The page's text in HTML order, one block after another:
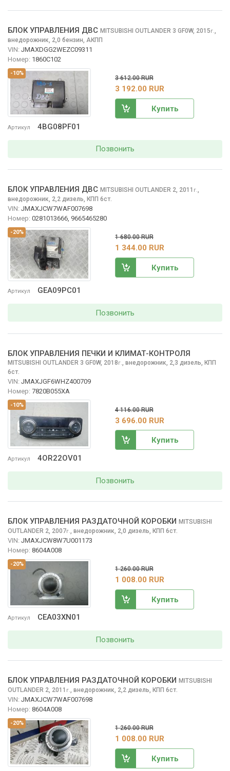
-10%
Артикул 4BG08PF01
БЛОК УПРАВЛЕНИЯ ДВС MITSUBISHI OUTLANDER 3 GF0W, 2015г.,
внедорожник, 2,0 бензин, АКПП
VIN: JMAXDGG2WEZC09311
Номер: 1860C102
3 612.00 RUR
3 192.00 RUR
Купить
Позвонить
-20%
Артикул GEA09PC01
БЛОК УПРАВЛЕНИЯ ДВС MITSUBISHI OUTLANDER 2, 2011 г.,
внедорожник, 2,2 дизель, КПП 6ст.
VIN: JMAXJCW7WAF007698
Номер: 0281013666, 9665465280
1 680.00 RUR
1 344.00 RUR
Купить
Позвонить
-10%
Артикул 4OR22OV01
БЛОК УПРАВЛЕНИЯ ПЕЧКИ И КЛИМАТ-КОНТРОЛЯ
MITSUBISHI OUTLANDER 3 GF0W, 2018г., внедорожник, 2,3 дизель, КПП
6ст.
VIN: JMAXJGF6WHZ400709
Номер: 7820B055XA
4 116.00 RUR
3 696.00 RUR
Купить
Позвонить
-20%
Артикул CEA03XN01
БЛОК УПРАВЛЕНИЯ РАЗДАТОЧНОЙ КОРОБКИ MITSUBISHI
OUTLANDER 2, 2007г., внедорожник, 2,0 дизель, КПП 6ст.
VIN: JMAXJCW8W7U001173
Номер: 8604A008
1 260.00 RUR
1 008.00 RUR
Купить
Позвонить
-20%
БЛОК УПРАВЛЕНИЯ РАЗДАТОЧНОЙ КОРОБКИ MITSUBISHI
OUTLANDER 2, 2011 г., внедорожник, 2,2 дизель, КПП 6ст.
VIN: JMAXJCW7WAF007698
Номер: 8604A008
1 260.00 RUR
1 008.00 RUR
Купить